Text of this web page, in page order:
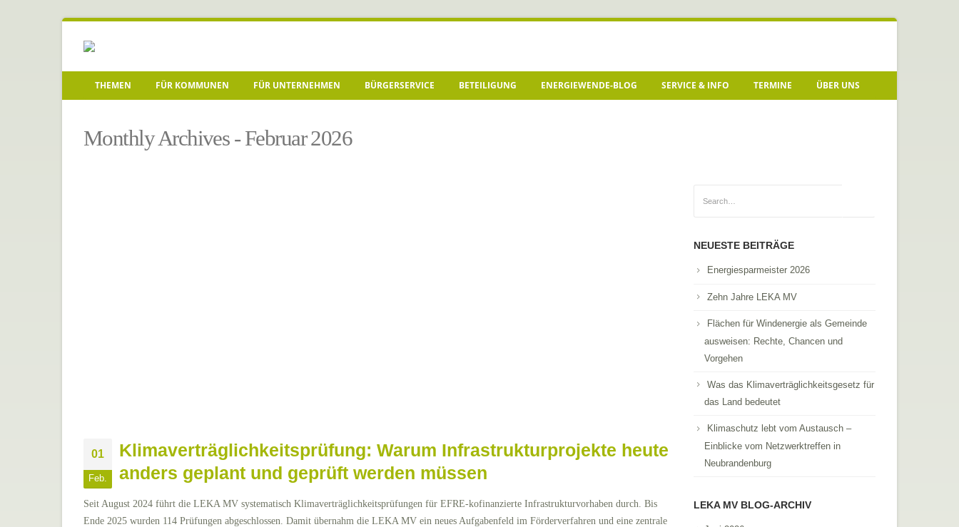
THEMEN FÜR KOMMUNEN FÜR UNTERNEHMEN BÜRGERSERVICE BETEILIGUNG ENERGIEWENDE-BLOG SERVICE & INFO TERMINE ÜBER UNS
Monthly Archives - Februar 2026
01
Feb.
Klimaverträglichkeitsprüfung: Warum Infrastrukturprojekte heute
anders geplant und geprüft werden müssen
Seit August 2024 führt die LEKA MV systematisch Klimaverträglichkeitsprüfungen für EFRE-kofinanzierte Infrastrukturvorhaben durch. Bis
Ende 2025 wurden 114 Prüfungen abgeschlossen. Damit übernahm die LEKA MV ein neues Aufgabenfeld im Förderverfahren und eine zentrale
NEUESTE BEITRÄGE
Energiesparmeister 2026
Zehn Jahre LEKA MV
Flächen für Windenergie als Gemeinde
ausweisen: Rechte, Chancen und
Vorgehen
Was das Klimaverträglichkeitsgesetz für
das Land bedeutet
Klimaschutz lebt vom Austausch –
Einblicke vom Netzwerktreffen in
Neubrandenburg
LEKA MV BLOG-ARCHIV